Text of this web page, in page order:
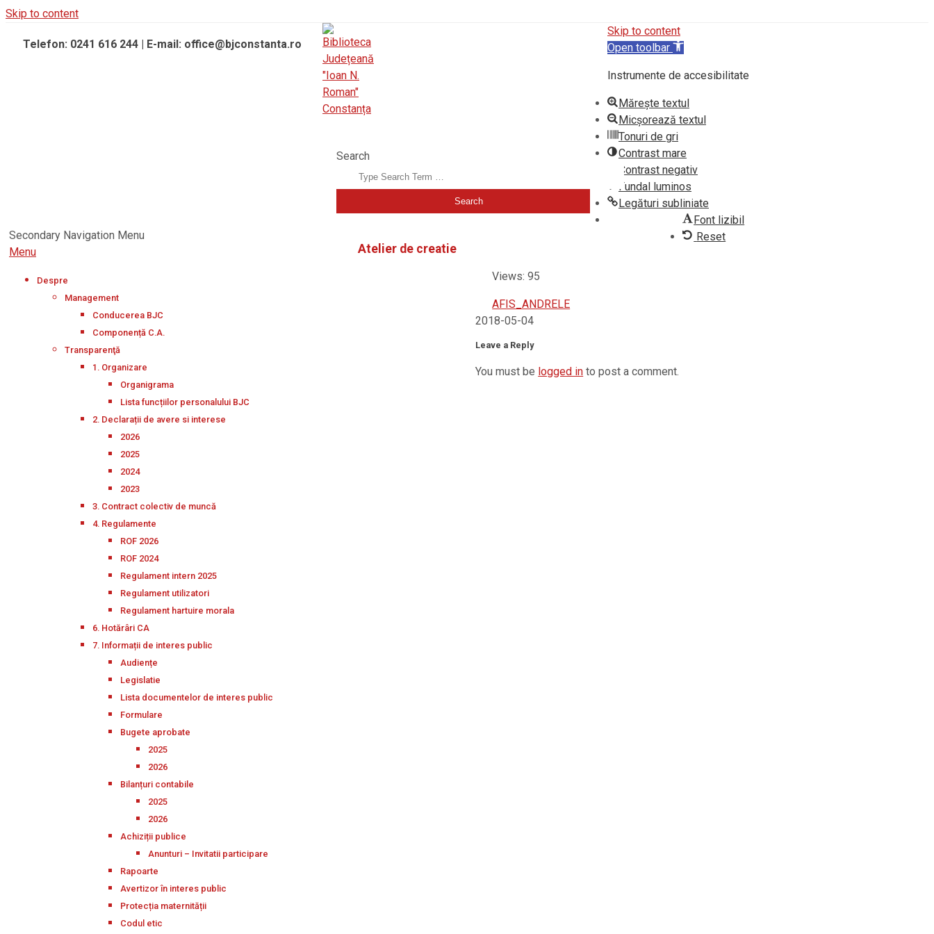
Skip to content
Telefon: 0241 616 244 | E-mail: office@bjconstanta.ro
BIBLIOTECA JUDEȚEANĂ "IOAN N. ROMAN" CONSTANȚA
Search
Secondary Navigation Menu
Menu
Despre
Management
Conducerea BJC
Componență C.A.
Transparenţă
1. Organizare
Organigrama
Lista funcțiilor personalului BJC
2. Declarații de avere si interese
2026
2025
2024
2023
3. Contract colectiv de muncă
4. Regulamente
ROF 2026
ROF 2024
Regulament intern 2025
Regulament utilizatori
Regulament hartuire morala
6. Hotărâri CA
7. Informații de interes public
Audiențe
Legislatie
Lista documentelor de interes public
Formulare
Bugete aprobate
2025
2026
Bilanțuri contabile
2025
2026
Achiziții publice
Anunturi – Invitatii participare
Rapoarte
Avertizor în interes public
Protecția maternității
Codul etic
Atelier de creatie
Views: 95
AFIS_ANDRELE
2018-05-04
Leave a Reply
You must be logged in to post a comment.
Skip to content
Open toolbar
Instrumente de accesibilitate
Mărește textul
Micșorează textul
Tonuri de gri
Contrast mare
Contrast negativ
Fundal luminos
Legături subliniate
Font lizibil
Reset